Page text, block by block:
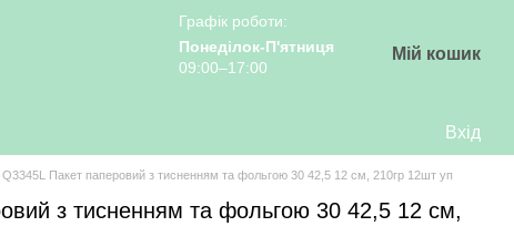
Графік роботи:
Понеділок-П'ятниця
09:00–17:00
Мій кошик
Вхід
Q3345L Пакет паперовий з тисненням та фольгою 30 42,5 12 см, 210гр 12шт уп
з тисненням та фольгою 30 42,5 12 см,